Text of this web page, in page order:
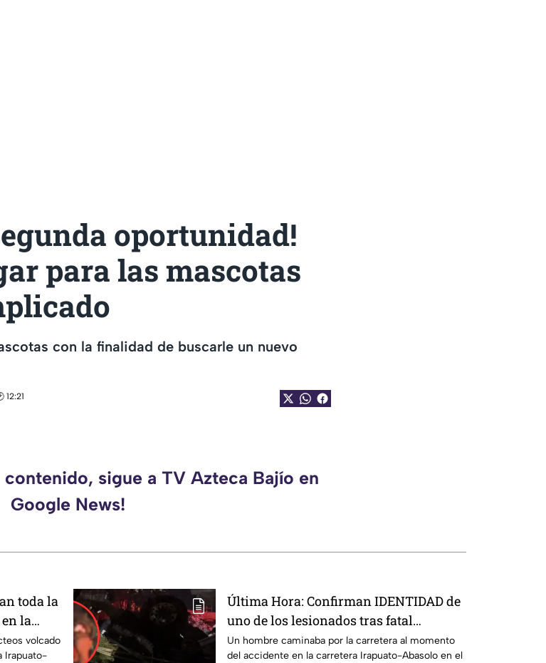
oportunidad!
para las mascotas
con la finalidad de buscarle un nuevo
12:21
sigue a TV Azteca Bajío en
Google News!
toda la
la
volcado
Irapuato-
Última Hora: Confirman IDENTIDAD de
uno de los lesionados tras fatal
accid3nte en Irapuato
Un hombre caminaba por la carretera al momento
del accidente en la carretera Irapuato-Abasolo en el